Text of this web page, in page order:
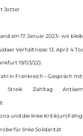
Jotter
am 17.Januar 2023– wir
Verhältnisse: 13. April: 4
19/03/22)
in Frankreich – Gespräch
Streik Zahltag
und die linke
für linke Solidarität